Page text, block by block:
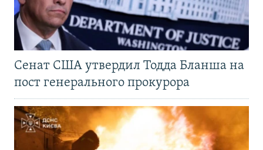
Сенат США утвердил Тодда Бланша на
пост генерального прокурора